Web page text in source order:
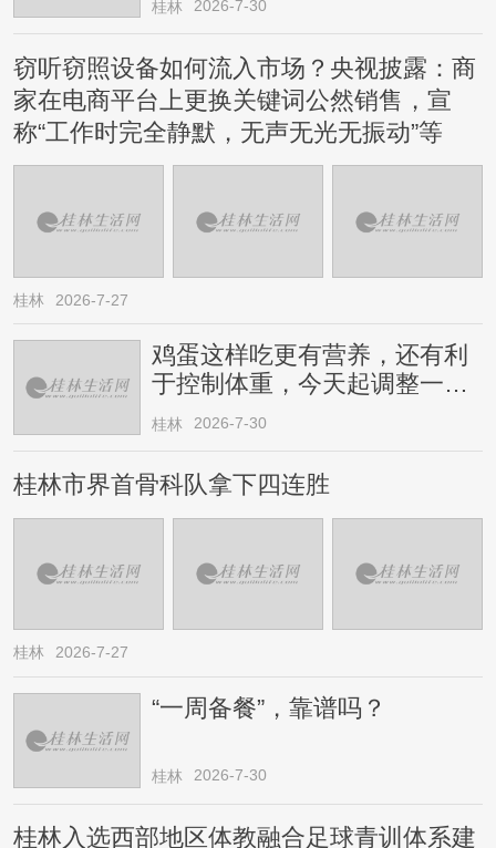
桂林 2026-7-30
窃听窃照设备如何流入市场？央视披露：商
家在电商平台上更换关键词公然销售，宣
称“工作时完全静默，无声无光无振动”等
桂林 2026-7-27
鸡蛋这样吃更有营养，还有利
于控制体重，今天起调整一下
→
桂林 2026-7-30
桂林市界首骨科队拿下四连胜
桂林 2026-7-27
“一周备餐”，靠谱吗？
桂林 2026-7-30
桂林入选西部地区体教融合足球青训体系建